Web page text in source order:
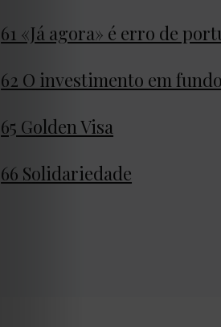
e
Condições
Política
61 «Já agora» é erro de
62 O investimento em
65 Golden Visa
66 Solidariedade